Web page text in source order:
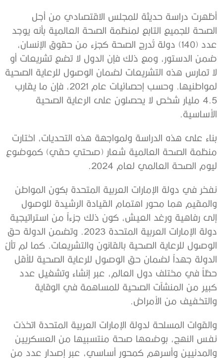
أظهرت دراسة حديثة للمجلس الاقتصادي من أجل
الصحة للجميع التابع لمنظمة الصحة العالمية بأنه يوجد
عدد (140) دولة تُدرج الصحة كجزء من حقوق الإنسان،
ضمن الدستور، ومع ذلك فإن الدول لا تضع تشريعات أو
لا تمارس هذه التشريعات لضمان الوصول للرعاية الصحية
لمواطنيها. وحسب إحصائيات عام 2021، فإن ما يقارب
4.5 مليار شخص لا يحصلون على الرعاية الصحية
الأساسية.
بناء على هذه الدراسة ولمواجهة هذه التحديات، اختارت
منظمة الصحة العالمية شعار (صحتي حقي) كموضوع
ليوم الصحة العالمي لعام 2024
.
نفخر في دولة الإمارات العربية المتحدة بكون المواطن
والمقيم هما محور اهتمام القيادة الرشيدة للوصول
إلى رفاهية ورغد العيش، كون ذلك جزءاً من استراتيجية
دولة الإمارات العربية المتحدة 2023. وتضمن الدولة حق
الوصول للرعاية الصحية بالقانون والتشريعات. كما لم تألُ
الدولة جهداً لضمان حق الوصول للرعاية الصحية للأقل
حظاً في مختلف دول العالم، عبر إنشاء وتشغيل عدد
كبير من المنشآت الصحية للمساهمة في الوقاية
والتخفيف من الأمراض.
والقوات المسلحة لدولة الإمارات العربية المتحدة اتخذت
نفس النهج، بوضعها صحة منتسبيها من العسكريين
والمدنيين وأسرهم كمحور أساسي، عبر إصدار عدد من